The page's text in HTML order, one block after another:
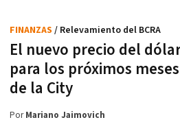
El nuevo precio del
para los próximos
de la City
FINANZAS / Relevamiento del BCRA
PorMariano Jaimovich